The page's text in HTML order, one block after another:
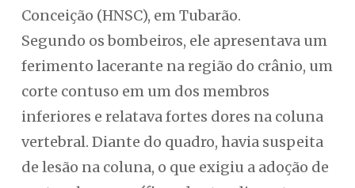
Conceição (HNSC), em Tubarão.
Segundo os bombeiros, ele apresentava um
ferimento lacerante na região do crânio, um
corte contuso em um dos membros
inferiores e relatava fortes dores na coluna
vertebral. Diante do quadro, havia suspeita
de lesão na coluna, o que exigiu a adoção de